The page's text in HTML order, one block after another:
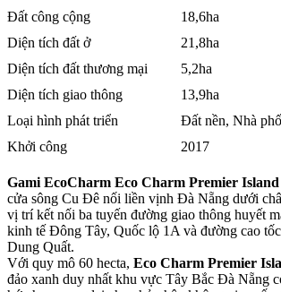
Đất công cộng
18,6ha
Diện tích đất ở
21,8ha
Diện tích đất thương mại
5,2ha
Diện tích giao thông
13,9ha
Loại hình phát triển
Đất nền, Nhà
Khởi công
2017
Gami EcoCharm Eco Charm Premier Island
cửa sông Cu Đê nối liền vịnh Đà Nẵng dưới
vị trí kết nối ba tuyến đường giao thông huyết
kinh tế Đông Tây, Quốc lộ 1A và đường cao
Dung Quất.
Với quy mô 60 hecta, Eco Charm Premier
đảo xanh duy nhất khu vực Tây Bắc Đà Nẵng